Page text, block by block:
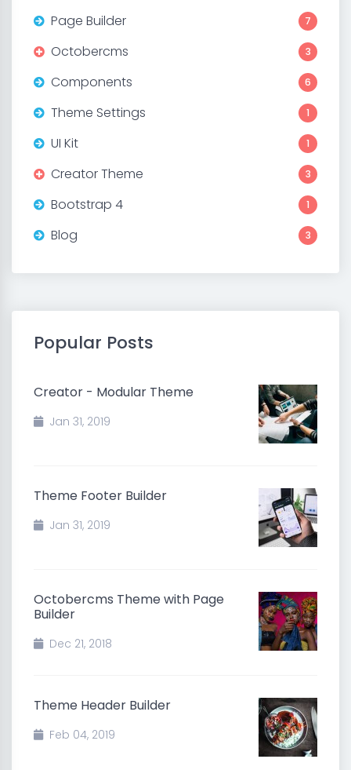
Page Builder
7
Octobercms 3
Components 6
Theme Settings 1
UI Kit 1
Creator Theme 3
Bootstrap 4 1
Blog 3
Popular Posts
Creator - Modular Theme
Jan 31, 2019
Theme Footer Builder
Jan 31, 2019
Octobercms Theme with Page
Builder
Dec 21, 2018
Theme Header Builder
Feb 04, 2019